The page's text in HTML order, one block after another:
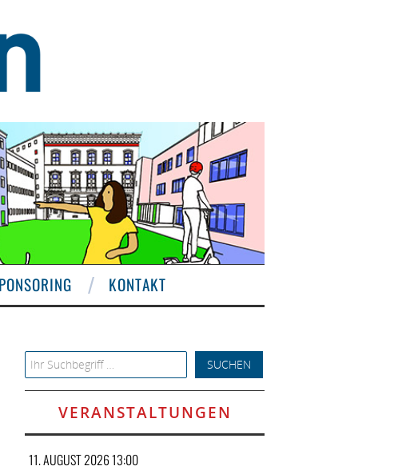
KONTAKT
Search for:
VERANSTALTUNGEN
11. AUGUST 2026 13:00